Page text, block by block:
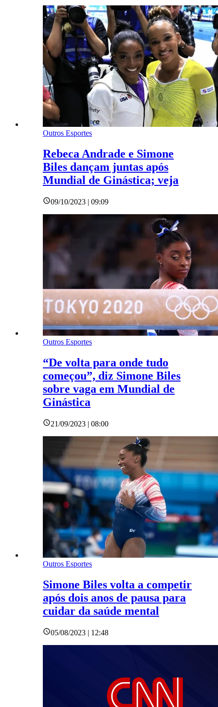
Outros Esportes
Rebeca Andrade e Simone
Biles dançam juntas após
Mundial de Ginástica; veja
09/10/2023 | 09:09
Outros Esportes
“De volta para onde tudo
começou”, diz Simone Biles
sobre vaga em Mundial de
Ginástica
21/09/2023 | 08:00
Outros Esportes
Simone Biles volta a competir
após dois anos de pausa para
cuidar da saúde mental
05/08/2023 | 12:48